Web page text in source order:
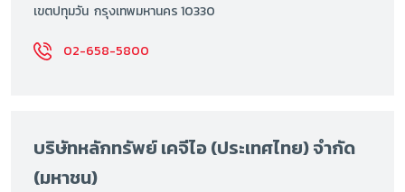
เขตปทุมวัน กรุงเทพมหานคร 10330
02-658-5800
บริษัทหลักทรัพย์ เคจีไอ (ประเทศไทย) จำกัด
(มหาชน)